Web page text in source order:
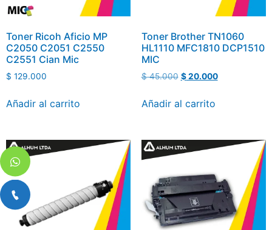
Toner Ricoh Aficio MP
C2050 C2051 C2550
C2551 Cian Mic
$ 129.000
Añadir al carrito
Toner Brother TN1060
HL1110 MFC1810 DCP1510
MIC
$45.000 $20.000
Añadir al carrito